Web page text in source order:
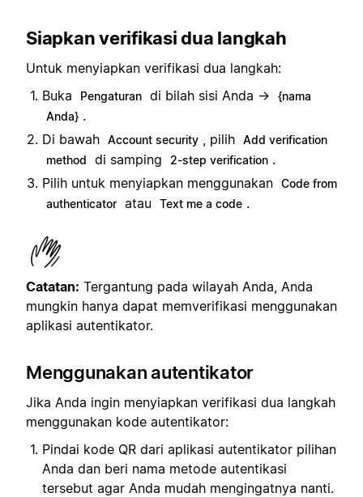
Siapkan verifikasi dua langkah
Untuk menyiapkan verifikasi dua langkah:
Buka
Pengaturan di bilah sisi Anda →
{nama
Anda} .
Di bawah Account security , pilih Add verification
method
di samping 2-step verification .
Pilih untuk menyiapkan menggunakan Code from
authenticator atau Text me a code .
Catatan: Tergantung pada wilayah Anda, Anda
mungkin hanya dapat memverifikasi menggunakan
aplikasi autentikator.
Menggunakan autentikator
Jika Anda ingin menyiapkan verifikasi dua langkah
menggunakan kode autentikator:
Pindai kode QR dari aplikasi autentikator pilihan
Anda dan beri nama metode autentikasi
tersebut agar Anda mudah mengingatnya nanti.